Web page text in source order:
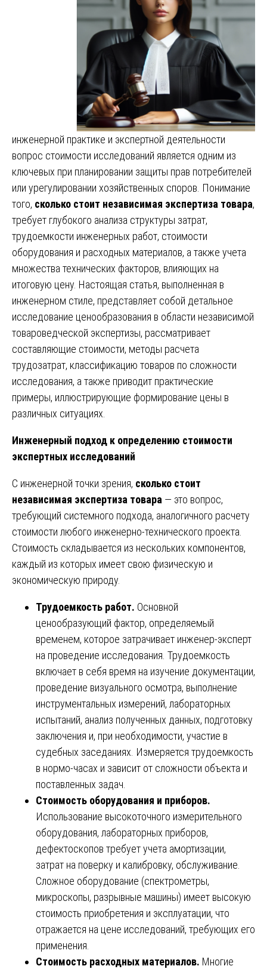
инженерной практике и экспертной деятельности
вопрос стоимости исследований является одним из
ключевых при планировании защиты прав потребителей
или урегулировании хозяйственных споров. Понимание
того, сколько стоит независимая экспертиза товара,
требует глубокого анализа структуры затрат,
трудоемкости инженерных работ, стоимости
оборудования и расходных материалов, а также учета
множества технических факторов, влияющих на
итоговую цену. Настоящая статья, выполненная в
инженерном стиле, представляет собой детальное
исследование ценообразования в области независимой
товароведческой экспертизы, рассматривает
составляющие стоимости, методы расчета
трудозатрат, классификацию товаров по сложности
исследования, а также приводит практические
примеры, иллюстрирующие формирование цены в
различных ситуациях.
Инженерный подход к определению стоимости
экспертных исследований
С инженерной точки зрения, сколько стоит
независимая экспертиза товара — это вопрос,
требующий системного подхода, аналогичного расчету
стоимости любого инженерно-технического проекта.
Стоимость складывается из нескольких компонентов,
каждый из которых имеет свою физическую и
экономическую природу.
Трудоемкость работ. Основной
ценообразующий фактор, определяемый
временем, которое затрачивает инженер-эксперт
на проведение исследования. Трудоемкость
включает в себя время на изучение документации,
проведение визуального осмотра, выполнение
инструментальных измерений, лабораторных
испытаний, анализ полученных данных, подготовку
заключения и, при необходимости, участие в
судебных заседаниях. Измеряется трудоемкость
в нормо-часах и зависит от сложности объекта и
поставленных задач.
Стоимость оборудования и приборов.
Использование высокоточного измерительного
оборудования, лабораторных приборов,
дефектоскопов требует учета амортизации,
затрат на поверку и калибровку, обслуживание.
Сложное оборудование (спектрометры,
микроскопы, разрывные машины) имеет высокую
стоимость приобретения и эксплуатации, что
отражается на цене исследований, требующих его
применения.
Стоимость расходных материалов. Многие